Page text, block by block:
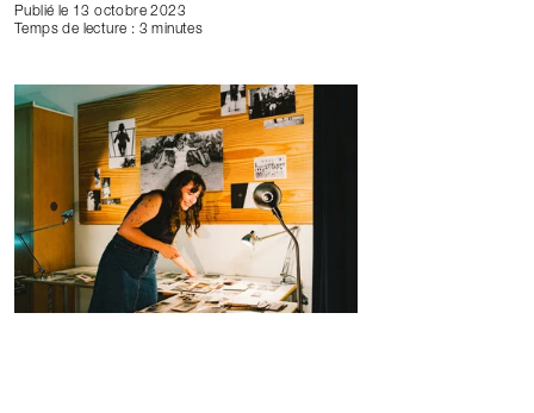
Publié le 13 octobre 2023
Temps de lecture : 3 minutes